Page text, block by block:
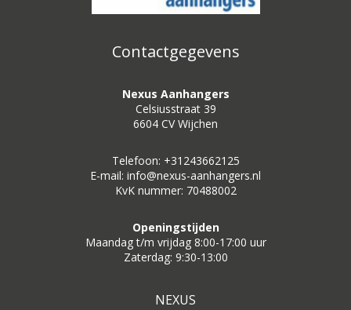
Contactgegevens
Nexus Aanhangers
Celsiusstraat 39
6604 CV Wijchen
Telefoon: +31243662125
E-mail: info@nexus-aanhangers.nl
KvK nummer: 70488002
Openingstijden
Maandag t/m vrijdag 8:00-17:00 uur
Zaterdag: 9:30-13:00
NEXUS